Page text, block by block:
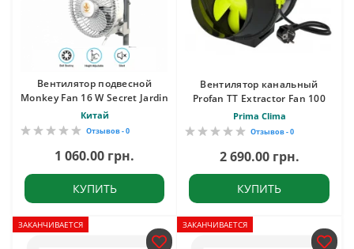
Вентилятор подвесной
Monkey Fan 16 W Secret Jardin
Китай
Отзывов - 0
1 060.00 грн.
КУПИТЬ
Вентилятор канальный
Profan TT Extractor Fan 100
Prima Clima
Отзывов - 0
2 690.00 грн.
КУПИТЬ
ЗАКАНЧИВАЕТСЯ ЗАКАНЧИВАЕТСЯ